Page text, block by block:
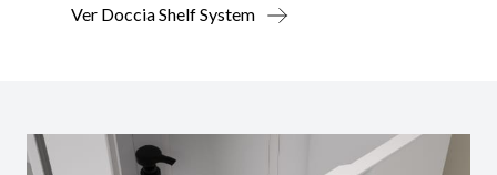
Ver Doccia Shelf System